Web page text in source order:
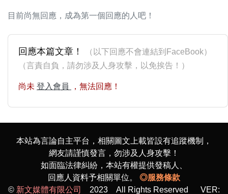
目前尚無回應，成為第一個回應的人吧！
回應本篇文章！
（以下回應不會連結到FaceBook）
（言責自負，請勿涉及人身攻擊，以免挨告！）
尚未 登入會員 ，無法回應！
本站為言論自主平台，相關圖文上載皆設有追蹤機制，
網友請謹慎發言，勿涉及人身攻擊！
如面臨法律糾紛，本站有權提供發稿人、
回應人資料予相關單位。 ◎服務條款
© 新文媒體有限公司 2023 All Rights Reserved VER: